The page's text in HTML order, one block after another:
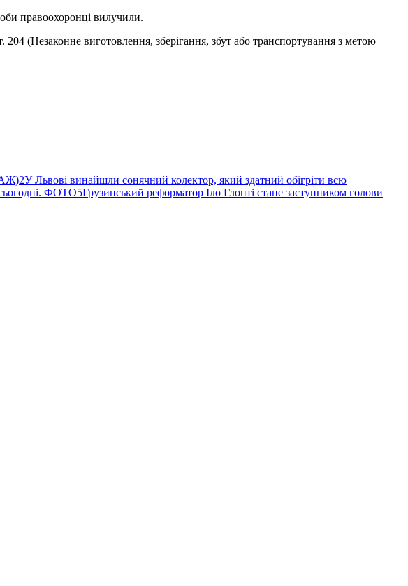
правоохоронці вилучили.
(Незаконне виготовлення, зберігання, збут або транспортування з метою
2У Львові винайшли сонячний колектор, який здатний обігріти всю
ФОТО5Грузинський реформатор Іло Глонті стане заступником голови